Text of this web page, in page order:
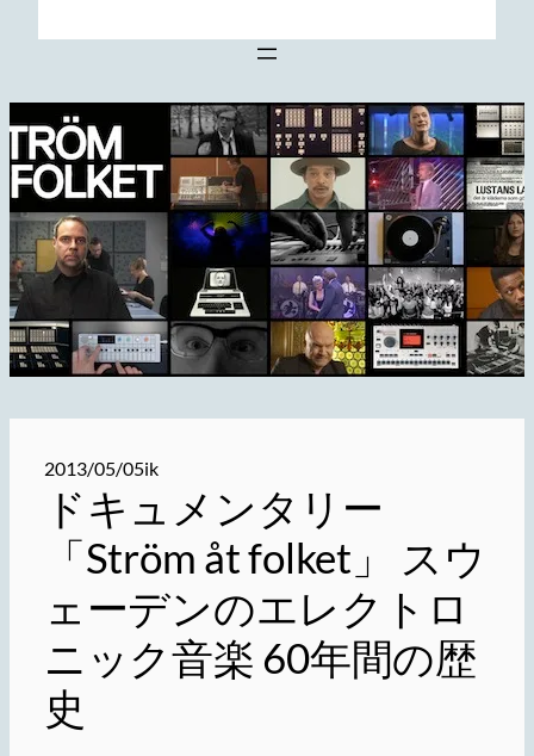
2013/05/05ik
ドキュメンタリー
「Ström åt folket」 スウ
ェーデンのエレクトロ
ニック音楽 60年間の歴
史